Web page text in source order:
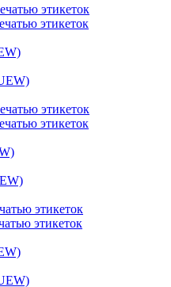
этикеток
этикеток
этикеток
этикеток
этикеток
этикеток